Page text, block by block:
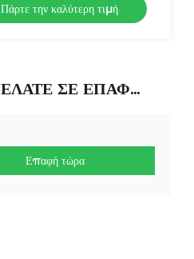
Πάρτε την καλύτερη τιμή
ΜΑΣ ΕΛΆΤΕ ΣΕ ΕΠΑΦΉ ΜΕ
Επαφή τώρα